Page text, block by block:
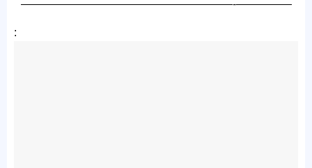
———————————————————-—————
: